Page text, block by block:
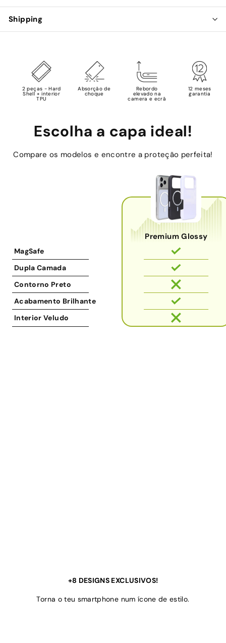
Shipping
2 peças - Hard
Shell + interior
TPU
Absorção de
choque
Rebordo
elevado na
camera e ecrã
12 meses
garantia
Escolha a capa ideal!
Compare os modelos e encontre a proteção perfeita!
Premium Glossy
MagSafe
Dupla Camada
Contorno Preto
Acabamento Brilhante
Interior Veludo
+8 DESIGNS EXCLUSIVOS!
Torna o teu smartphone num ícone de estilo.